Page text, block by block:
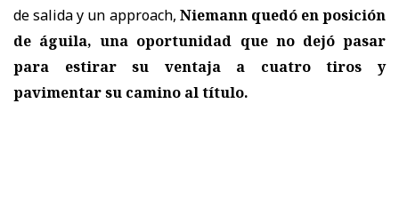
de salida y un approach, Niemann quedó en posición
de águila, una oportunidad que no dejó pasar
para estirar su ventaja a cuatro tiros y
pavimentar su camino al título.